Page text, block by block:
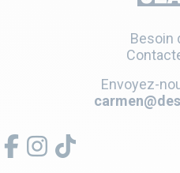
Besoin
Envoyez-